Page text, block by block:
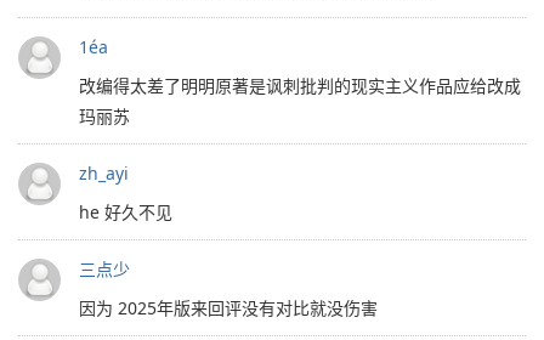
1éa
改编得太差了明明原著是讽刺批判的现实主义作品应给改成
玛丽苏
zh_ayi
he 好久不见
三点少
因为 2025年版来回评没有对比就没伤害